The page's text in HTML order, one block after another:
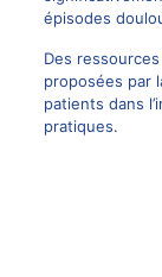
épisodes
Des
proposées par
patients dans
pratiques.